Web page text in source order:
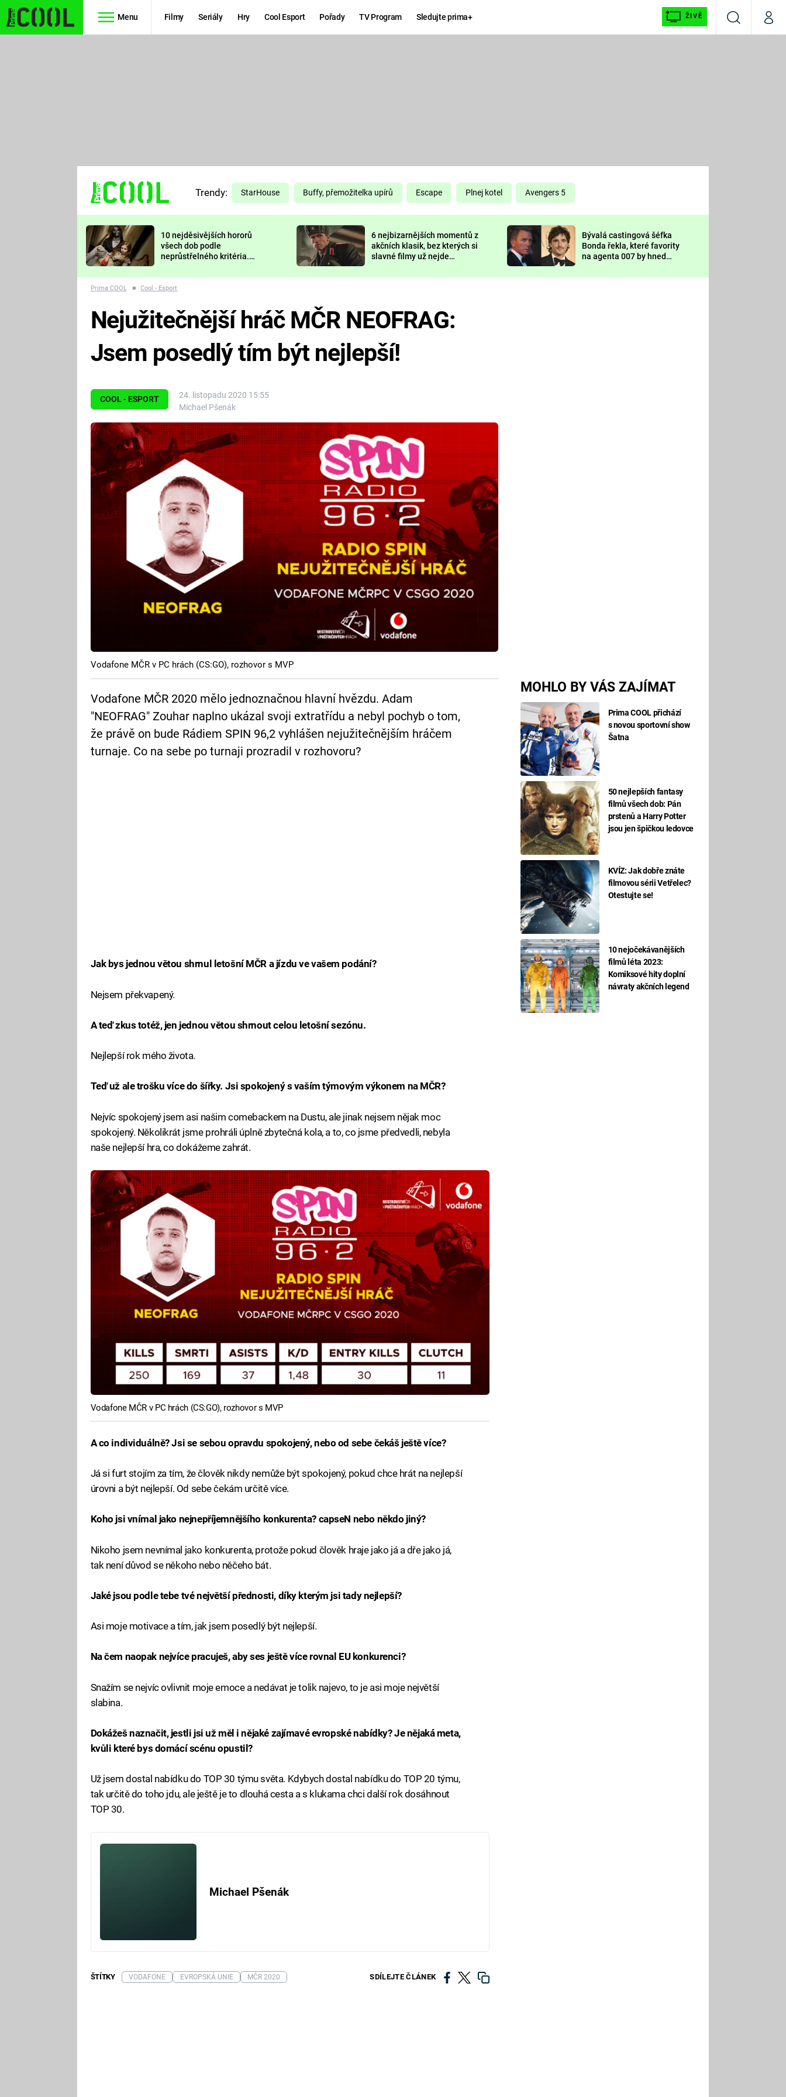
Menu Filmy Seriály Hry Cool Esport Pořady TV Program Sledujte prima+ ŽIVĚ
VyhledáváníMůj
TŘESKU
FUTURAMA
PREDÁTOR
DELIVERANCE
KOMEDIE
CHUCK
NORRIS
DEADPOOL
Prima LAJK
Sledujte nás
Trendy: StarHouse Buffy, přemožitelka upírů Escape Plnej kotel Avengers 5
10 nejděsivějších hororů
všech dob podle
neprůstřelného kritéria.
nejvíc zvednou tep?
6 nejbizarnějších momentů z
akčních klasik, bez kterých si
slavné filmy už nejde
Bývalá castingová šéfka
Bonda řekla, které favority
na agenta 007 by hned
Prima COOL ■ Cool - Esport
COOL - ESPORT
24. listopadu 2020 15:55
Michael Pšenák
MOHLO BY VÁS ZAJÍMAT
Prima COOL přichází
s novou sportovní show
Šatna
50 nejlepších fantasy
filmů všech dob: Pán
prstenů a Harry Potter
jsou jen špičkou ledovce
KVÍZ: Jak dobře znáte
filmovou sérii Vetřelec?
Otestujte se!
10 nejočekávanějších
filmů léta 2023:
Komiksové hity doplní
návraty akčních legend
Nejužitečnější hráč MČR NEOFRAG:
Jsem posedlý tím být nejlepší!
Vodafone MČR v PC hrách (CS:GO), rozhovor s MVP
Vodafone MČR 2020 mělo jednoznačnou hlavní hvězdu. Adam
"NEOFRAG" Zouhar naplno ukázal svoji extratřídu a nebyl pochyb o tom,
že právě on bude Rádiem SPIN 96,2 vyhlášen nejužitečnějším hráčem
turnaje. Co na sebe po turnaji prozradil v rozhovoru?
Jak bys jednou větou shrnul letošní MČR a jízdu ve vašem podání?
Nejsem překvapený.
A teď zkus totéž, jen jednou větou shrnout celou letošní sezónu.
Nejlepší rok mého života.
Teď už ale trošku více do šířky. Jsi spokojený s vaším týmovým výkonem na MČR?
Nejvíc spokojený jsem asi našim comebackem na Dustu, ale jinak nejsem nějak moc
spokojený. Několikrát jsme prohráli úplně zbytečná kola, a to, co jsme předvedli, nebyla
naše nejlepší hra, co dokážeme zahrát.
Vodafone MČR v PC hrách (CS:GO), rozhovor s MVP
A co individuálně? Jsi se sebou opravdu spokojený, nebo od sebe čekáš ještě více?
Já si furt stojím za tím, že člověk nikdy nemůže být spokojený, pokud chce hrát na nejlepší
úrovni a být nejlepší. Od sebe čekám určitě více.
Koho jsi vnímal jako nejnepříjemnějšího konkurenta? capseN nebo někdo jiný?
Nikoho jsem nevnímal jako konkurenta, protože pokud člověk hraje jako já a dře jako já,
tak není důvod se někoho nebo něčeho bát.
Jaké jsou podle tebe tvé největší přednosti, díky kterým jsi tady nejlepší?
Asi moje motivace a tím, jak jsem posedlý být nejlepší.
Na čem naopak nejvíce pracuješ, aby ses ještě více rovnal EU konkurenci?
Snažím se nejvíc ovlivnit moje emoce a nedávat je tolik najevo, to je asi moje největší
slabina.
Dokážeš naznačit, jestli jsi už měl i nějaké zajímavé evropské nabídky? Je nějaká meta,
kvůli které bys domácí scénu opustil?
Už jsem dostal nabídku do TOP 30 týmu světa. Kdybych dostal nabídku do TOP 20 týmu,
tak určitě do toho jdu, ale ještě je to dlouhá cesta a s klukama chci další rok dosáhnout
TOP 30.
Michael Pšenák
SDÍLEJTE ČLÁNEK
ŠTÍTKY VODAFONE EVROPSKÁ UNIE MČR 2020